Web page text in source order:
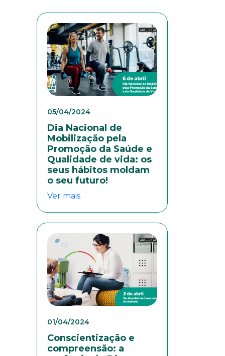
05/04/2024
Dia Nacional de
Mobilização pela
Promoção da Saúde e
Qualidade de vida: os
seus hábitos moldam
o seu futuro!
Ver mais
01/04/2024
Conscientização e
compreensão: a
Preencha